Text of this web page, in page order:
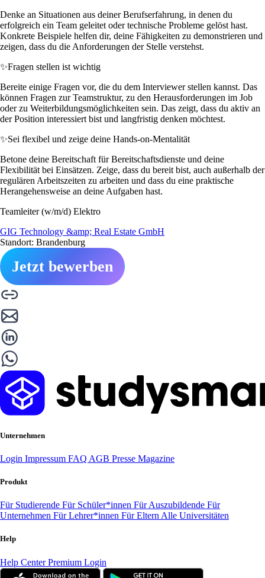
Denke an Situationen aus deiner Berufserfahrung, in denen du
erfolgreich ein Team geleitet oder technische Probleme gelöst hast.
Konkrete Beispiele helfen dir, deine Fähigkeiten zu demonstrieren und
zeigen, dass du die Anforderungen der Stelle verstehst.
✨Fragen stellen ist wichtig
Bereite einige Fragen vor, die du dem Interviewer stellen kannst. Das
können Fragen zur Teamstruktur, zu den Herausforderungen im Job
oder zu Weiterbildungsmöglichkeiten sein. Das zeigt, dass du aktiv an
der Position interessiert bist und langfristig denken möchtest.
✨Sei flexibel und zeige deine Hands-on-Mentalität
Betone deine Bereitschaft für Bereitschaftsdienste und deine
Flexibilität bei Einsätzen. Zeige, dass du bereit bist, auch außerhalb der
regulären Arbeitszeiten zu arbeiten und dass du eine praktische
Herangehensweise an deine Aufgaben hast.
Teamleiter (w/m/d) Elektro
GIG Technology &amp; Real Estate GmbH
Standort: Brandenburg
Jetzt bewerben
Unternehmen
Login Impressum FAQ AGB Presse Magazine
Produkt
Für Studierende Für Schüler*innen Für Auszubildende Für
Unternehmen Für Lehrer*innen Für Eltern Alle Universitäten
Help
Help CenterPremium Login